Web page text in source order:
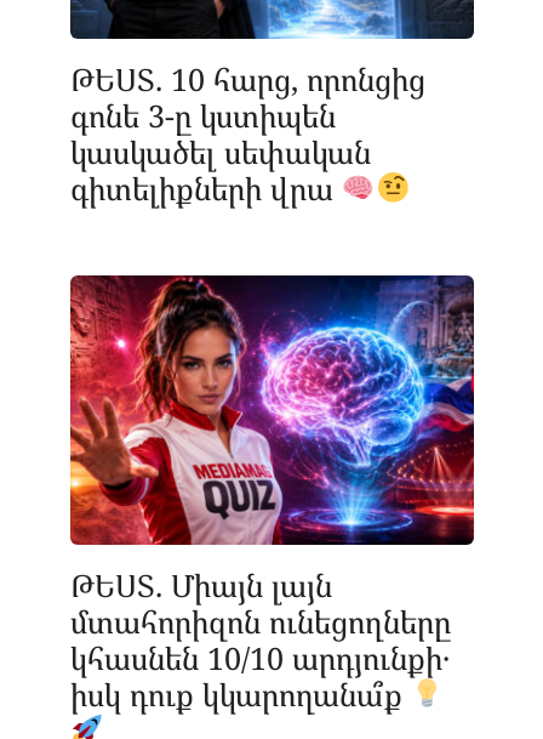
ԹԵՍՏ. 10 հարց, որոնցից
գոնե 3-ը կստիպեն
կասկածել սեփական
գիտելիքների վրա
ԹԵՍՏ. Միայն լայն
մտահորիզոն ունեցողները
կհասնեն 10/10 արդյունքի․
իսկ դուք կկարողանա՞ք